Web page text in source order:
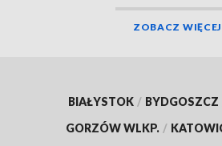
ZOBACZ WIĘCEJ
BIAŁYSTOK / BYDGOSZCZ
GORZÓW WLKP. /